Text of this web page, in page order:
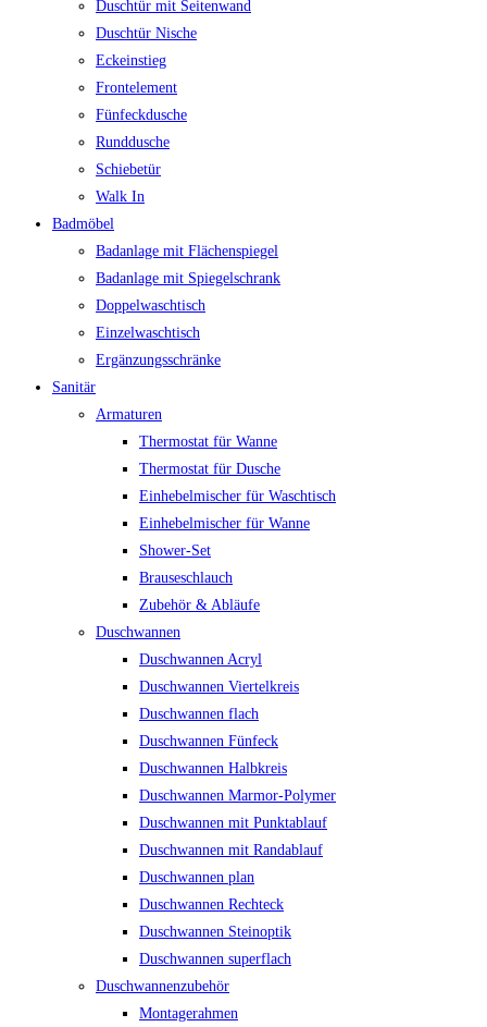
Duschtür mit Seitenwand
Duschtür Nische
Eckeinstieg
Frontelement
Fünfeckdusche
Runddusche
Schiebetür
Walk In
Badmöbel
Badanlage mit Flächenspiegel
Badanlage mit Spiegelschrank
Doppelwaschtisch
Einzelwaschtisch
Ergänzungsschränke
Sanitär
Armaturen
Thermostat für Wanne
Thermostat für Dusche
Einhebelmischer für Waschtisch
Einhebelmischer für Wanne
Shower-Set
Brauseschlauch
Zubehör & Abläufe
Duschwannen
Duschwannen Acryl
Duschwannen Viertelkreis
Duschwannen flach
Duschwannen Fünfeck
Duschwannen Halbkreis
Duschwannen Marmor-Polymer
Duschwannen mit Punktablauf
Duschwannen mit Randablauf
Duschwannen plan
Duschwannen Rechteck
Duschwannen Steinoptik
Duschwannen superflach
Duschwannenzubehör
Montagerahmen